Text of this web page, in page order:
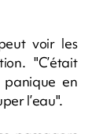
voir les
"C’était
panique en
l’eau".